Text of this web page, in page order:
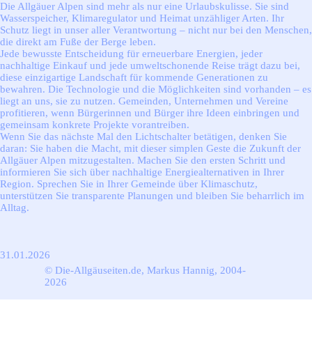
Die Allgäuer Alpen sind mehr als nur eine Urlaubskulisse. Sie sind
Wasserspeicher, Klimaregulator und Heimat unzähliger Arten. Ihr
Schutz liegt in unser aller Verantwortung – nicht nur bei den Menschen,
die direkt am Fuße der Berge leben.
Jede bewusste Entscheidung für erneuerbare Energien, jeder
nachhaltige Einkauf und jede umweltschonende Reise trägt dazu bei,
diese einzigartige Landschaft für kommende Generationen zu
bewahren. Die Technologie und die Möglichkeiten sind vorhanden – es
liegt an uns, sie zu nutzen. Gemeinden, Unternehmen und Vereine
profitieren, wenn Bürgerinnen und Bürger ihre Ideen einbringen und
gemeinsam konkrete Projekte vorantreiben.
Wenn Sie das nächste Mal den Lichtschalter betätigen, denken Sie
daran: Sie haben die Macht, mit dieser simplen Geste die Zukunft der
Allgäuer Alpen mitzugestalten. Machen Sie den ersten Schritt und
informieren Sie sich über nachhaltige Energiealternativen in Ihrer
Region. Sprechen Sie in Ihrer Gemeinde über Klimaschutz,
unterstützen Sie transparente Planungen und bleiben Sie beharrlich im
Alltag.
31.01.2026
© Die-Allgäuseiten.de, Markus Hannig, 2004-
2026